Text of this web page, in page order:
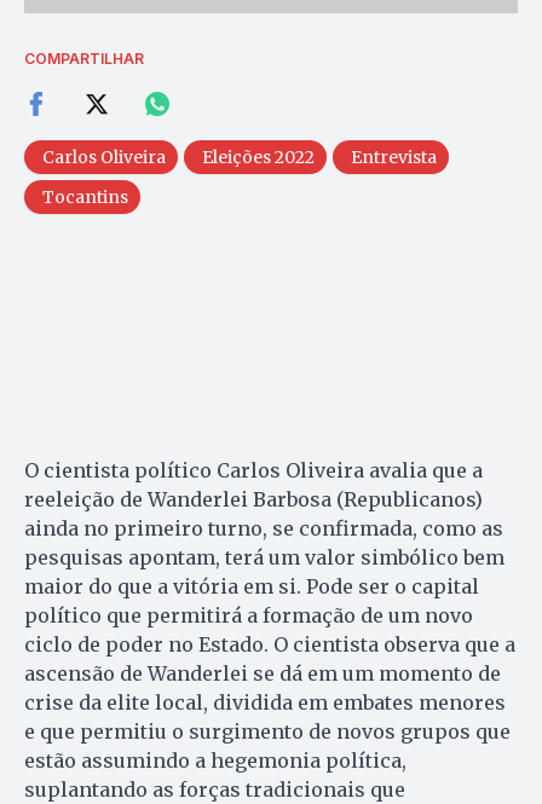
COMPARTILHAR
Carlos Oliveira Eleições 2022
Entrevista
Tocantins
O cientista político Carlos Oliveira avalia que a
reeleição de Wanderlei Barbosa (Republicanos)
ainda no primeiro turno, se confirmada, como as
pesquisas apontam, terá um valor simbólico bem
maior do que a vitória em si. Pode ser o capital
político que permitirá a formação de um novo
ciclo de poder no Estado. O cientista observa que a
ascensão de Wanderlei se dá em um momento de
crise da elite local, dividida em embates menores
e que permitiu o surgimento de novos grupos que
estão assumindo a hegemonia política,
suplantando as forças tradicionais que